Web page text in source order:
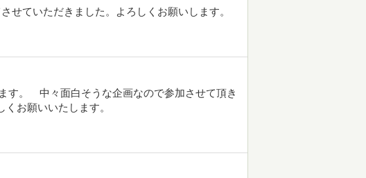
せていただきました。よろしくお願いします。
す。 中々面白そうな企画なので参加させて頂き
お願いいたします。